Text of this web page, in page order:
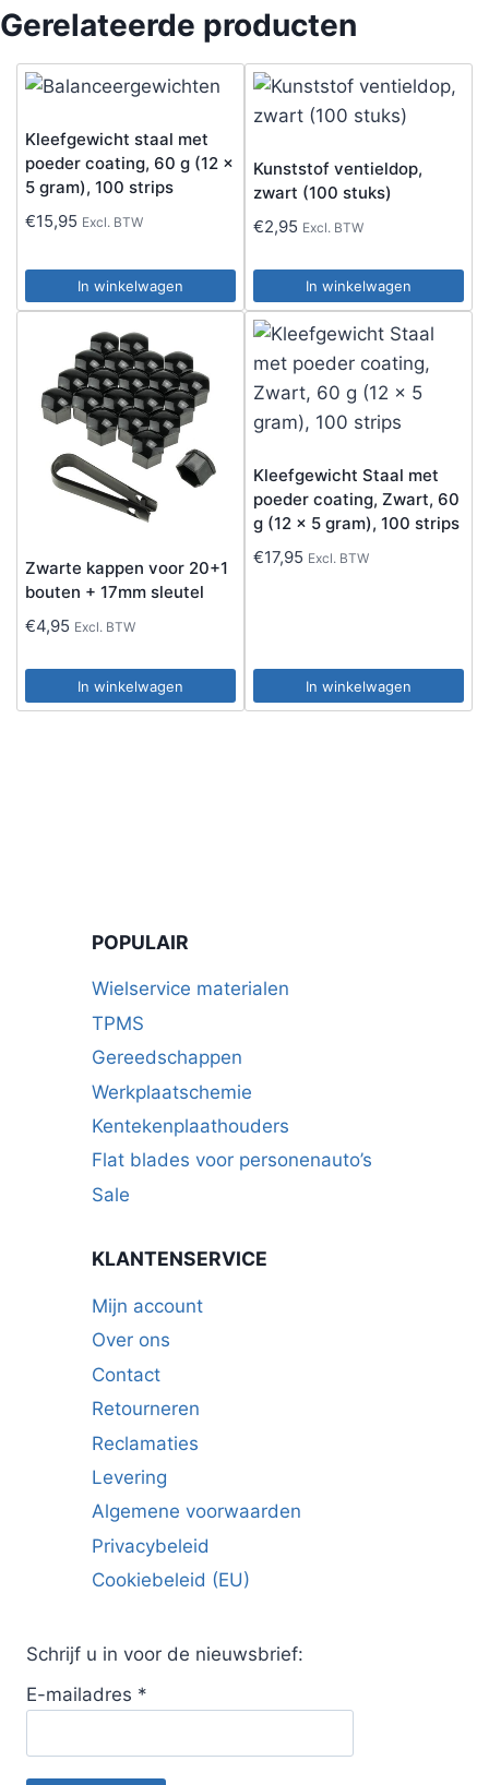
Gerelateerde producten
Kleefgewicht staal met
poeder coating, 60 g (12 x
5 gram), 100 strips
€15,95 Excl. BTW
In winkelwagen
Kunststof ventieldop,
zwart (100 stuks)
€2,95 Excl. BTW
In winkelwagen
Zwarte kappen voor 20+1
bouten + 17mm sleutel
€4,95 Excl. BTW
In winkelwagen
Kleefgewicht Staal met
poeder coating, Zwart, 60
g (12 x 5 gram), 100 strips
€17,95 Excl. BTW
In winkelwagen
POPULAIR
Wielservice materialen
TPMS
Gereedschappen
Werkplaatschemie
Kentekenplaathouders
Flat blades voor personenauto’s
Sale
KLANTENSERVICE
Mijn account
Over ons
Contact
Retourneren
Reclamaties
Levering
Algemene voorwaarden
Privacybeleid
Cookiebeleid (EU)
Schrijf u in voor de nieuwsbrief:
E-mailadres *